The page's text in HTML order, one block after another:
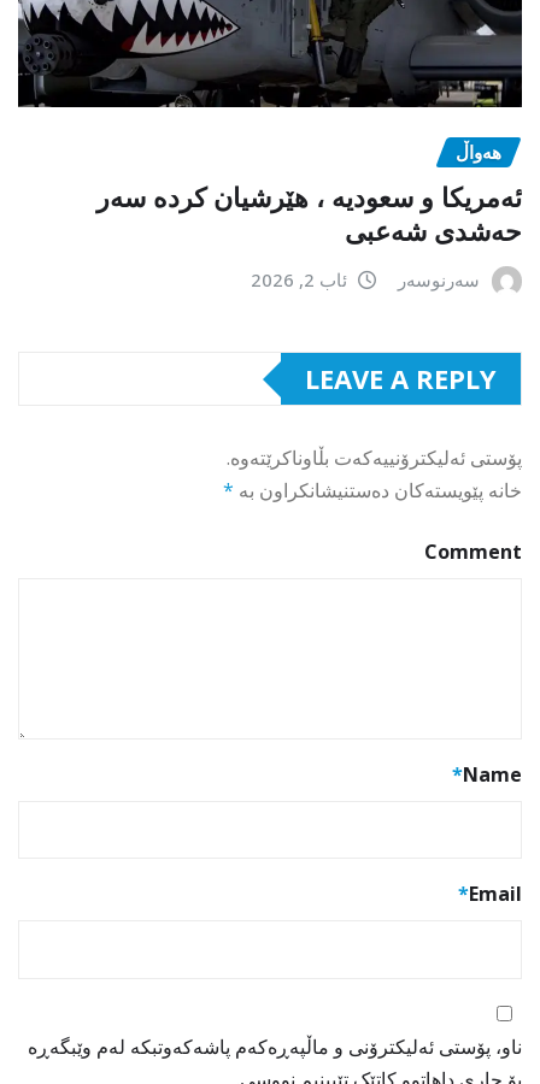
هەواڵ
ئەمریکا و سعودیە ، هێرشیان کردە سەر
حەشدی شەعبی
سەرنوسەر ئاب 2, 2026
LEAVE A REPLY
پۆستی ئەلیکترۆنییەکەت بڵاوناکرێتەوە.
خانە پێویستەکان دەستنیشانکراون بە *
Comment
Name
*
Email
*
ناو، پۆستی ئەلیکترۆنی و ماڵپەڕەکەم پاشەکەوتبکە لەم وێبگەڕە